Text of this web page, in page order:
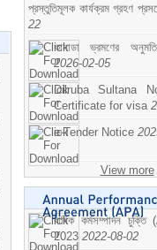
প্রস্তুতিমূলক কার্যক্রম গ্রহণ
22
কানাডা ভ্রমণের
2026-02-05
Dilruba Sultana
Certificate for visa
e-Tender Notice
View more
বাষিক কর্মসম্পাদন
2023 2022-08-02